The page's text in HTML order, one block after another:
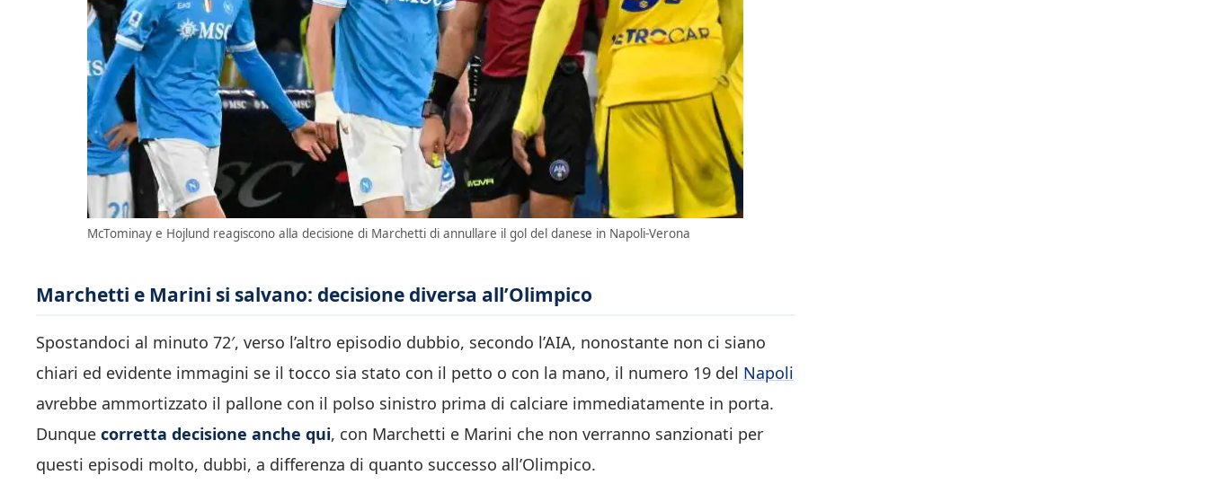
McTominay e Hojlund reagiscono alla decisione di Marchetti di annullare il gol del danese in Napoli-Verona
Marchetti e Marini si salvano: decisione diversa all’Olimpico
Spostandoci al minuto 72′, verso l’altro episodio dubbio, secondo l’AIA, nonostante non ci siano
chiari ed evidente immagini se il tocco sia stato con il petto o con la mano, il numero 19 del Napoli
avrebbe ammortizzato il pallone con il polso sinistro prima di calciare immediatamente in porta.
Dunque corretta decisione anche qui, con Marchetti e Marini che non verranno sanzionati per
questi episodi molto, dubbi, a differenza di quanto successo all’Olimpico.